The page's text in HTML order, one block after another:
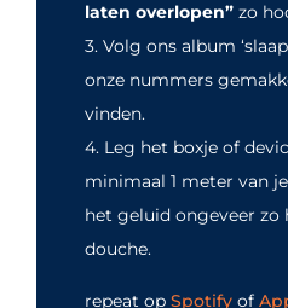
laten overlopen” zo
3. Volg ons album
onze nummers
vinden.
4. Leg het boxje of
minimaal 1 meter van
het geluid ongeveer zo
douche.
repeat op Spotify of